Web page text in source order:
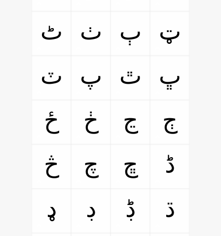
ٹ
ٺ ٻ
ټ
ٽ
پ ٿ
ڀ
ځ
ڂ ڃ
ڄ
څ
چ ڇ
ڈ
ډ
ڊ ڋ
ڌ